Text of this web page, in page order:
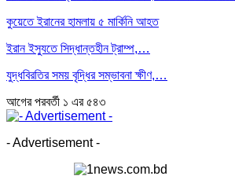
কুয়েতে ইরানের হামলায় ৫ মার্কিনি আহত
ইরান ইস্যুতে সিদ্ধান্তহীন ট্রাম্প,…
যুদ্ধবিরতির সময় বৃদ্ধির সম্ভাবনা ক্ষীণ,…
আগেরপরবর্তী ১ এর ৫৪৩
- Advertisement -